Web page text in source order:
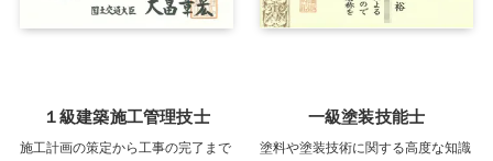
１級建築施工管理技士
施工計画の策定から工事の完了まで
一級塗装技能士
塗料や塗装技術に関する高度な知識